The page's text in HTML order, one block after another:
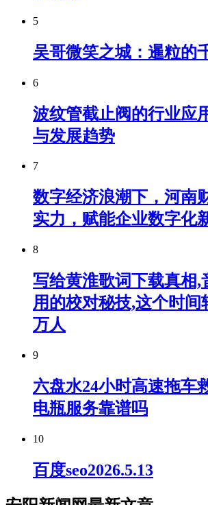
5
吴哥微笑之城：暹粒的
6
波纹管截止阀的行业应
与发展趋势
7
数字经济浪潮下，河南
实力，赋能企业数字化
8
写给黄淮歌词下载真相,
用的校对秘技,这个时间
万人
9
六盘水24小时高速拖车
电瓶服务靠谱吗
10
百度seo2026.5.13